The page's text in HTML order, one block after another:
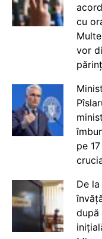
cu
vor
pe
De
după